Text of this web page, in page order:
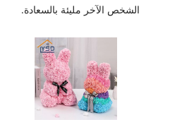
الشخص الآخر مليئة بالسعادة.